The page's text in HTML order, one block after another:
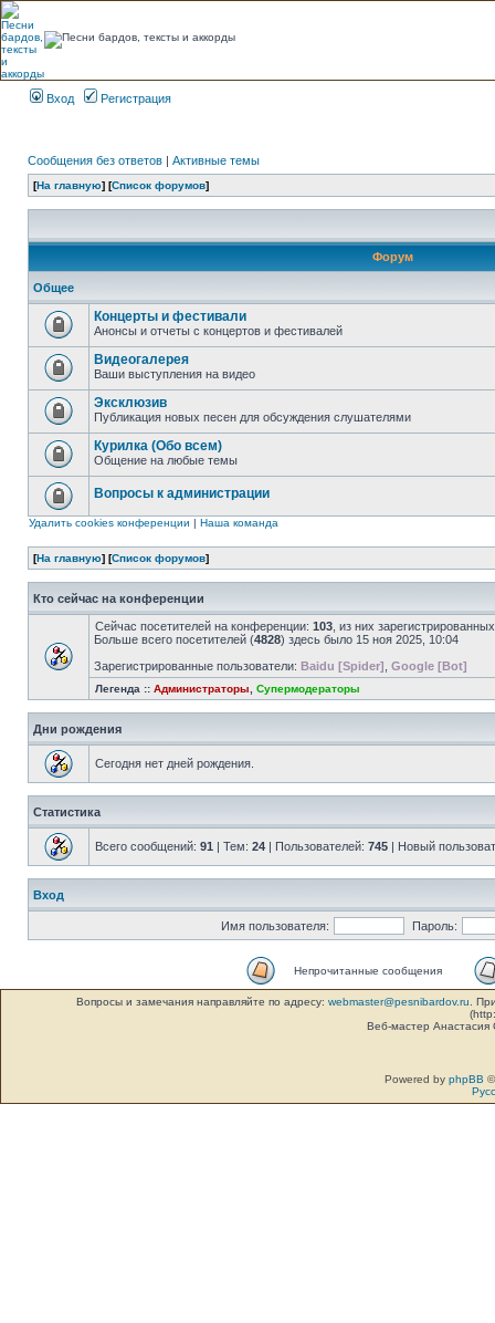
Вход Регистрация
Сообщения без ответов | Активные темы
[На главную] [Список форумов]
Форум
Общее
Концерты и фестивали
Анонсы и отчеты с концертов и фестивалей
Видеогалерея
Ваши выступления на видео
Эксклюзив
Публикация новых песен для обсуждения слушателями
Курилка (Обо всем)
Общение на любые темы
Вопросы к администрации
Удалить cookies конференции | Наша команда
[На главную] [Список форумов]
Кто сейчас на конференции
Сейчас посетителей на конференции: 103 , из них
Больше всего посетителей (4828) здесь было 15 ноя 2025, 10:04
Зарегистрированные пользователи: Baidu [Spider] Google [Bot]
Легенда :: Администраторы Супермодераторы
Дни рождения
Сегодня нет дней рождения.
Статистика
Всего сообщений: 91 | Тем: 24 | Пользователей: 745 | Новый
Вход
Имя пользователя: Пароль:
Непрочитанные сообщения
Вопросы и замечания направляйте по адресу: webmaster@pesnibardov.ru .
Веб-мастер
Powered by phpBB